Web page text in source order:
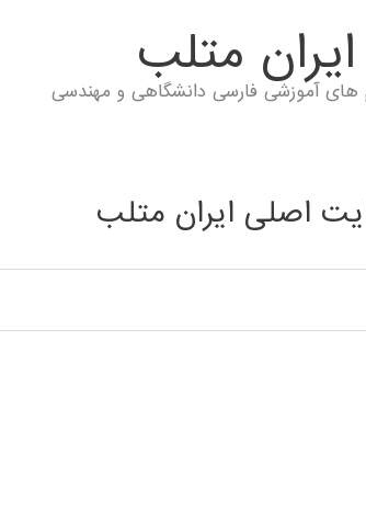
ايران متلب
های آموزشی فارسی دانشگاهی و مهندسی
اصلی ایران متلب